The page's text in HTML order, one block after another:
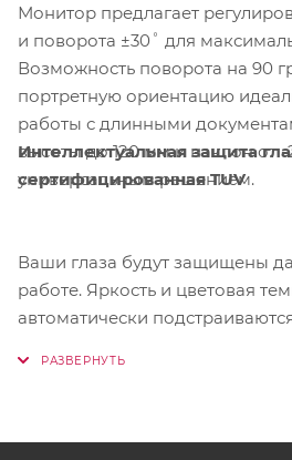
Монитор предлагает
и поворота ±30˚ для
Возможность поворота на 90
портретную ориентацию
работы с длинными
высоты до 120 мм и наклон от -
универсальным решением.
Интеллектуальная защита
сертифицированная TUV
Ваши глаза будут защищены
работе. Яркость и цветовая
автоматически